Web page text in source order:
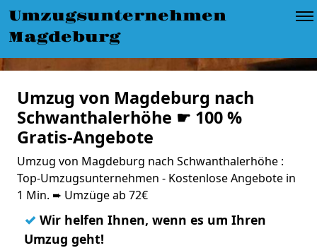
Umzugsunternehmen
Magdeburg
Umzug von Magdeburg nach
Schwanthalerhöhe ☛ 100 %
Gratis-Angebote
Umzug von Magdeburg nach Schwanthalerhöhe :
Top-Umzugsunternehmen - Kostenlose Angebote in
1 Min. ➨ Umzüge ab 72€
✓ Wir helfen Ihnen, wenn es um Ihren
Umzug geht!